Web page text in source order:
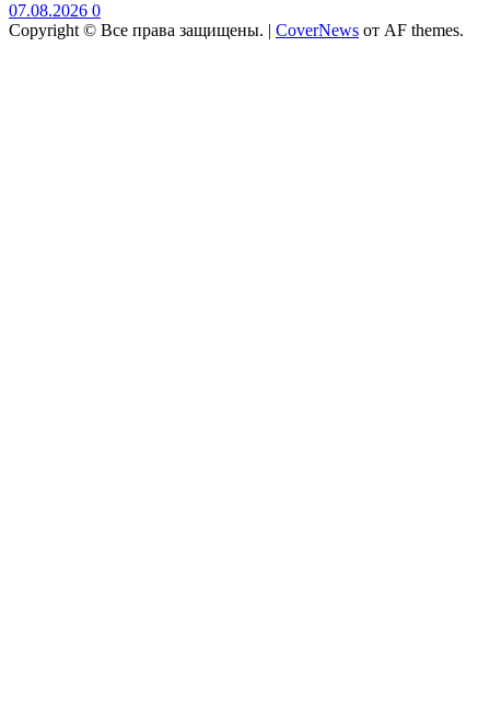
07.08.2026 0
Copyright © Все права защищены. | CoverNews от AF themes.